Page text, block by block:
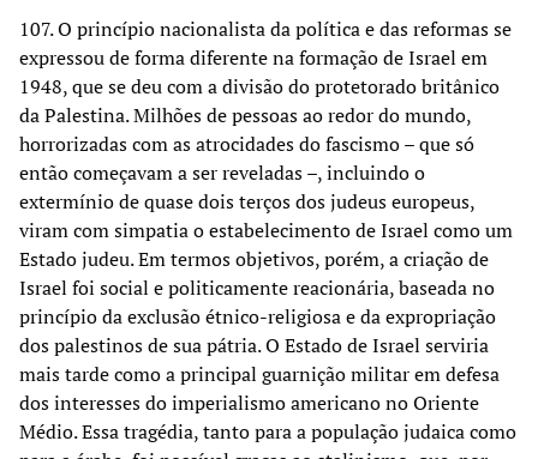
107. O princípio nacionalista da política e das reformas se
expressou de forma diferente na formação de Israel em
1948, que se deu com a divisão do protetorado britânico
da Palestina. Milhões de pessoas ao redor do mundo,
horrorizadas com as atrocidades do fascismo – que só
então começavam a ser reveladas –, incluindo o
extermínio de quase dois terços dos judeus europeus,
viram com simpatia o estabelecimento de Israel como um
Estado judeu. Em termos objetivos, porém, a criação de
Israel foi social e politicamente reacionária, baseada no
princípio da exclusão étnico-religiosa e da expropriação
dos palestinos de sua pátria. O Estado de Israel serviria
mais tarde como a principal guarnição militar em defesa
dos interesses do imperialismo americano no Oriente
Médio. Essa tragédia, tanto para a população judaica como